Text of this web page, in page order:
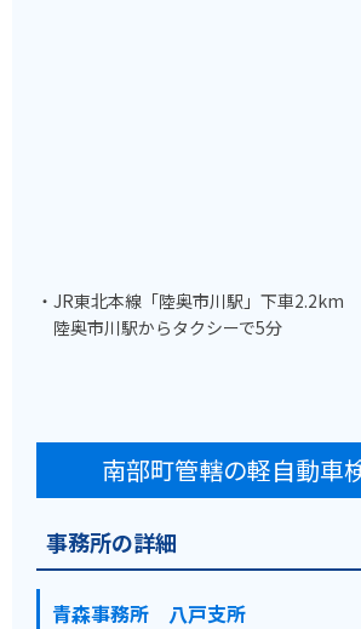
・JR東北本線「陸奥市川駅」下車2.2km
陸奥市川駅からタクシーで5分
南部町管轄の軽自動車
事務所の詳細
青森事務所 八戸支所